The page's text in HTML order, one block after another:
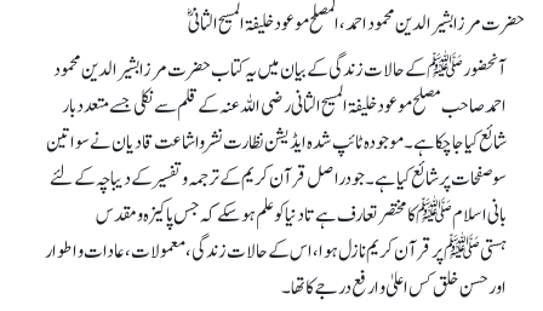
حضرت مرزا بشیرالدین محمود احمد، المصلح موعود خلیفۃ المسیح الثانیؓ
آنحضورﷺ کے حالات زندگی کے بیان میں یہ کتاب حضرت مرزا بشیر الدین محمود
احمد صاحب مصلح موعود خلیفۃ المسیح الثانی رضی اللہ عنہ کے قلم سے نکلی جسے متعدد بار
شائع کیا جاچکا ہے ۔موجودہ ٹائپ شدہ ایڈیشن نظارت نشر واشاعت قادیان نے سوا تین
سو صفحات پر شائع کیا ہے۔جو دراصل قرآن کریم کے ترجمہ و تفسیر کے دیباچہ کے لئے
بانی اسلام ﷺ کا مختصر تعارف ہےتا دنیا کو علم ہوسکے کہ جس پاکیزہ ومقدس
ہستیﷺ پر قرآن کریم نازل ہوا، اس کے حالات زندگی ،معمولات، عادات و اطوار
اور حسن خلق کس اعلیٰ و ارفع درجے کا تھا۔